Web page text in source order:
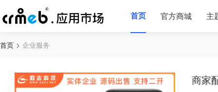
首页 官方商城 主
首页 企业服务
商家